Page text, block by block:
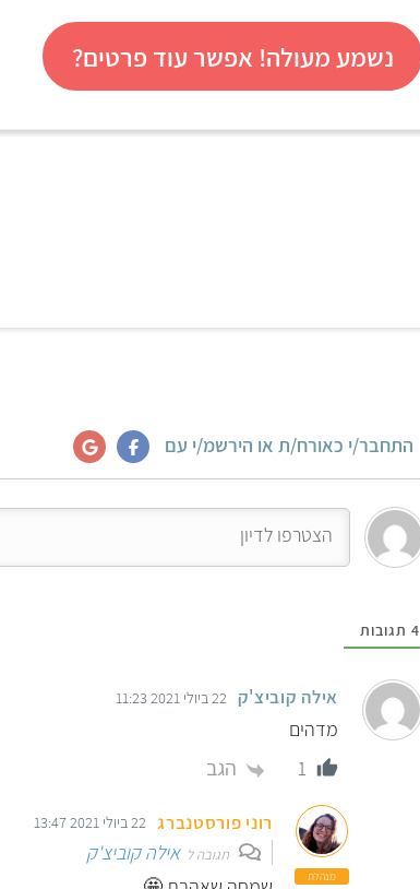
נשמע מעולה! אפשר עוד פרטים?
התחבר/י כאורח/ת או הירשמ/י עם
4 תגובות
אילה קוביצ'ק 22 ביולי 2021 11:23
מדהים
1
הגב
מנהלת
רוני פורסטנברג 22 ביולי 2021 13:47
תגובה לאילה קוביצ'ק